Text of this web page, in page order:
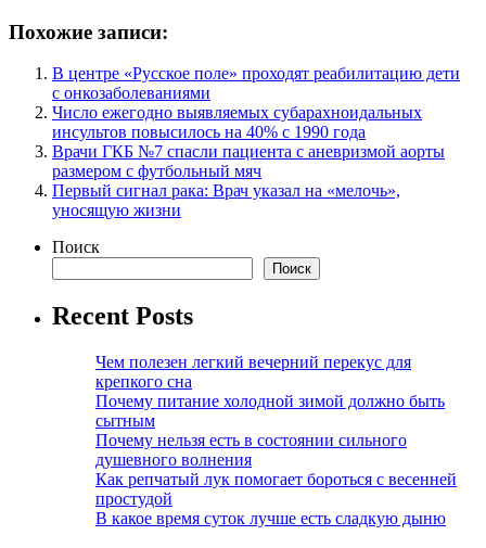
Похожие записи:
В центре «Русское поле» проходят реабилитацию дети
с онкозаболеваниями
Число ежегодно выявляемых субарахноидальных
инсультов повысилось на 40% с 1990 года
Врачи ГКБ №7 спасли пациента с аневризмой аорты
размером с футбольный мяч
Первый сигнал рака: Врач указал на «мелочь»,
уносящую жизни
Поиск
Поиск
Recent Posts
Чем полезен легкий вечерний перекус для
крепкого сна
Почему питание холодной зимой должно быть
сытным
Почему нельзя есть в состоянии сильного
душевного волнения
Как репчатый лук помогает бороться с весенней
простудой
В какое время суток лучше есть сладкую дыню